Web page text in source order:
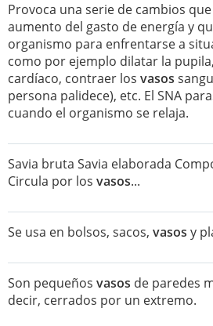
Provoca una serie de cambios
aumento del gasto de energía y
organismo para enfrentarse a
como por ejemplo dilatar la
cardíaco, contraer los vasos
persona palidece), etc. El SNA
cuando el organismo se relaja.
Savia bruta Savia elaborada
Circula por los vasos...
Se usa en bolsos, sacos, vasos y
Son pequeños vasos de paredes
decir, cerrados por un extremo.